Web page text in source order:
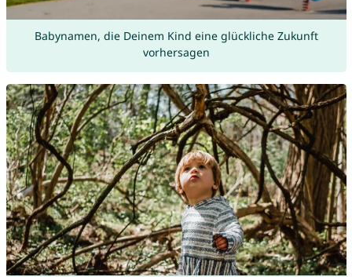
Babynamen, die Deinem Kind eine glückliche Zukunft
vorhersagen